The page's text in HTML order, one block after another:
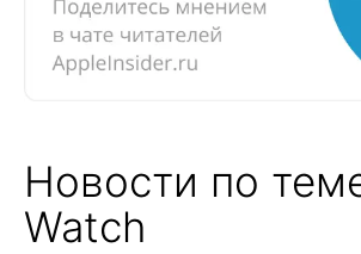
Новости по
Watch